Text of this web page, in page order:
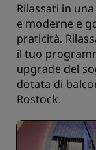
Rilassati in
e moderne e
praticità.
il tuo
upgrade del
dotata di
Rostock.